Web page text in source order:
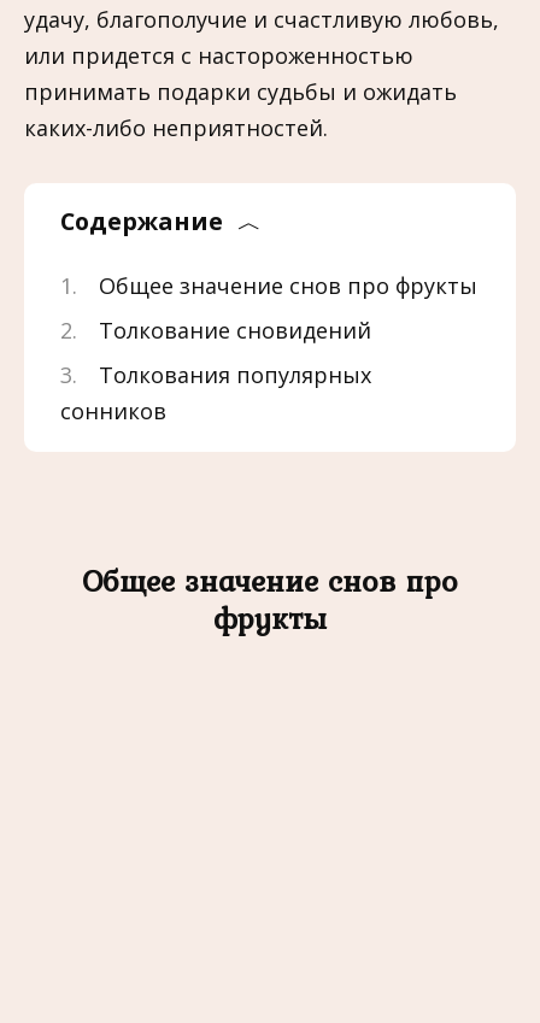
удачу, благополучие и счастливую любовь,
или придется с настороженностью
принимать подарки судьбы и ожидать
каких-либо неприятностей.
Содержание
Общее значение снов про фрукты
Толкование сновидений
Толкования популярных
сонников
Общее значение снов про
фрукты